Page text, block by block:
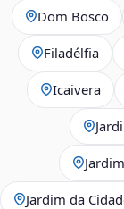
Dom Bosco
Filadélfia
Icaivera
Jardim da